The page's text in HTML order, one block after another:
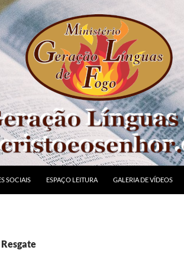
SOCIAIS ESPAÇO LEITURA GALERIA DE VÍDEOS